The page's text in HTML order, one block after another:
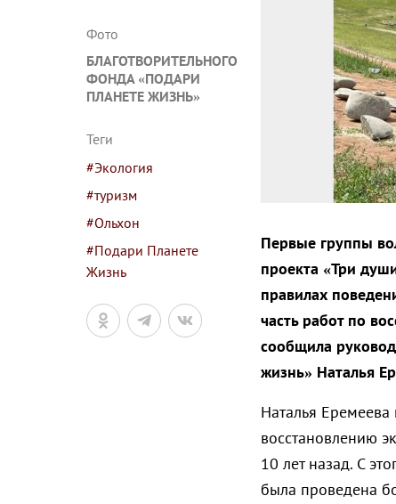
Фото
БЛАГОТВОРИТЕЛЬНОГО
ФОНДА «ПОДАРИ
ПЛАНЕТЕ ЖИЗНЬ»
Теги
#Экология
#туризм
#Ольхон
#Подари Планете
Жизнь
Первые группы
проекта «Три
правилах
часть работ по
сообщила
жизнь» Наталья
Наталья
восстановлению
10 лет назад. С
была проведена